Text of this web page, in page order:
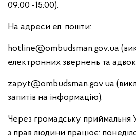
09:00 -15:00).
На адреси ел. пошти:
hotline@ombudsman.gov.ua
електронних звернень та
zapyt@ombudsman.gov.ua
запитів на інформацію).
Через громадську приймальня
з прав людини працює: